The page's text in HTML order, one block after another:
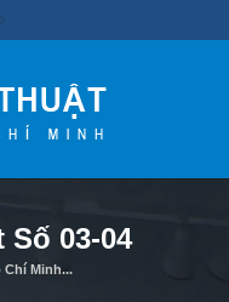
03-04
Chí Minh...